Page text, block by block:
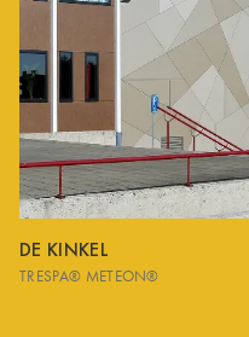
DE KINKEL
TRESPA® METEON®